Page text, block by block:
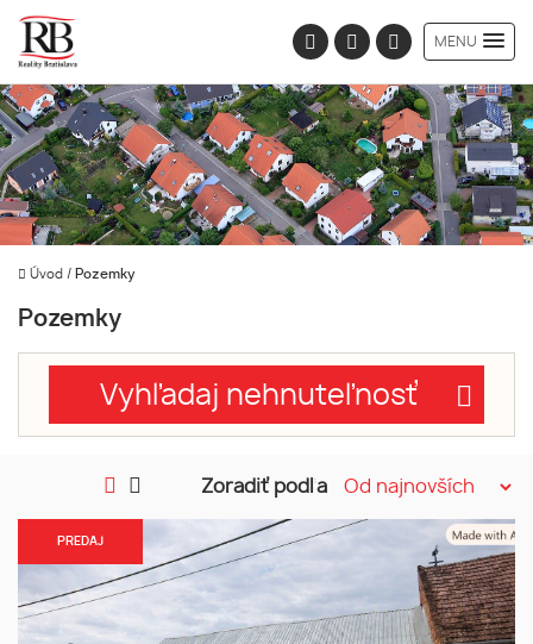
MENU
Úvod / Pozemky
Pozemky
Vyhľadaj nehnuteľnosť
Zoradiť podľa
PREDAJ